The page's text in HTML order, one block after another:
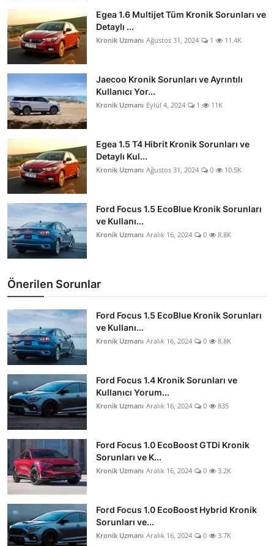
Egea 1.6 Multijet Tüm Kronik Sorunları ve
Detaylı ...
Kronik Uzmanı Ağustos 31, 2024 1 11.4K
Jaecoo Kronik Sorunları ve Ayrıntılı
Kullanıcı Yor...
Kronik Uzmanı Eylül 4, 2024 1 11K
Egea 1.5 T4 Hibrit Kronik Sorunları ve
Detaylı Kul...
Kronik Uzmanı Ağustos 31, 2024 0 10.5K
Ford Focus 1.5 EcoBlue Kronik Sorunları
ve Kullanı...
Kronik Uzmanı Aralık 16, 2024 0 8.8K
Önerilen Sorunlar
Ford Focus 1.5 EcoBlue Kronik Sorunları
ve Kullanı...
Kronik Uzmanı Aralık 16, 2024 0 8.8K
Ford Focus 1.4 Kronik Sorunları ve
Kullanıcı Yorum...
Kronik Uzmanı Aralık 16, 2024 0 835
Ford Focus 1.0 EcoBoost GTDi Kronik
Sorunları ve K...
Kronik Uzmanı Aralık 16, 2024 0 3.2K
Ford Focus 1.0 EcoBoost Hybrid Kronik
Sorunları ve...
Kronik Uzmanı Aralık 16, 2024 0 3.7K